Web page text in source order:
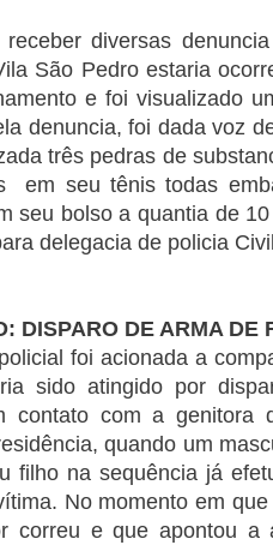
diversas
São Pedro estaria
e foi visualizado
denuncia, foi dada voz
três pedras de
em seu tênis todas
seu bolso a quantia de
delegacia de policia
DISPARO DE ARMA DE
foi acionada a
sido atingido por
contato com a genitora
quando um
filho na sequência já
No momento em
correu e que apontou a